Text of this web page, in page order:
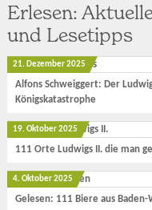
Erlesen:
und Lesetipps
21. Dezember 2025
Alfons Schweiggert: Der
Königskatastrophe
19. Oktober 2025
111 Orte Ludwigs II. die man
4. Oktober 2025
Gelesen: 111 Biere aus